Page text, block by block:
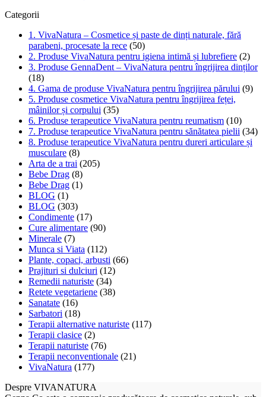
Categorii
1. VivaNatura – Cosmetice și paste de dinți naturale, fără
parabeni, procesate la rece (50)
2. Produse VivaNatura pentru igiena intimă și lubrefiere (2)
3. Produse GennaDent – VivaNatura pentru îngrijirea dinților
(18)
4. Gama de produse VivaNatura pentru îngrijirea părului (9)
5. Produse cosmetice VivaNatura pentru îngrijirea feței,
mâinilor și corpului (35)
6. Produse terapeutice VivaNatura pentru reumatism (10)
7. Produse terapeutice VivaNatura pentru sănătatea pielii (34)
8. Produse terapeutice VivaNatura pentru dureri articulare și
musculare (8)
Arta de a trai (205)
Bebe Drag (8)
Bebe Drag (1)
BLOG (1)
BLOG (303)
Condimente (17)
Cure alimentare (90)
Minerale (7)
Munca si Viata (112)
Plante, copaci, arbusti (66)
Prajituri si dulciuri (12)
Remedii naturiste (34)
Retete vegetariene (38)
Sanatate (16)
Sarbatori (18)
Terapii alternative naturiste (117)
Terapii clasice (2)
Terapii naturiste (76)
Terapii neconventionale (21)
VivaNatura (177)
Despre VIVANATURA